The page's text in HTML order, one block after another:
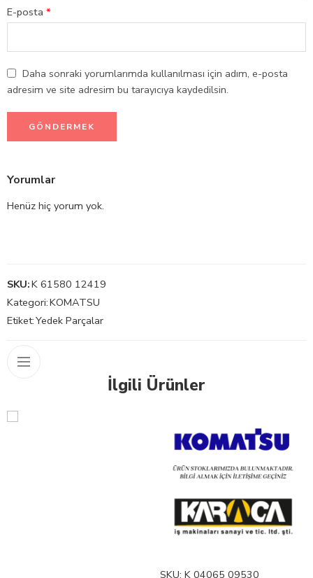
E-posta *
Daha sonraki yorumlarımda kullanılması için adım, e-posta
adresim ve site adresim bu tarayıcıya kaydedilsin.
Yorumlar
Henüz hiç yorum yok.
SKU:K 61580 12419
Kategori:KOMATSU
Etiket:Yedek Parçalar
İlgili Ürünler
SKU: K 04065 09530